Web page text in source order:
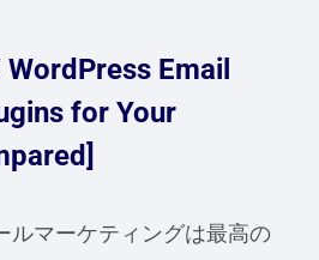
WordPress Email
for Your
ルマーケティングは最高の